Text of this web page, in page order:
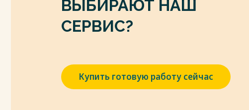
доступа: http://www.consultant.ru/ document/
7. Приказ ФТС России «Об утверждении
внутриобъектового режимов в таможенных
находящихся в ведении ФТС России» от
источник] – Режим доступа: http://
8. Приказ ФТС России «Об утверждении
нахождения складов временного хранения
таможенных органов или их структурных
ВЫБИРАЮТ НАШ
СЕРВИС?
Купить готовую работу сейчас